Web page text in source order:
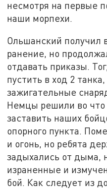
несмотря на первые
наши морпехи.
Ольшанский получил
ранение, но
отдавать приказы.
пустить в ход 2
зажигательные
Немцы решили во что
заставить наших
опорного пункта.
и огонь, но ребята
задыхались от дыма,
израненные и
бой. Как следует из